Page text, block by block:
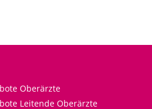
Oberärzte
Leitende Oberärzte